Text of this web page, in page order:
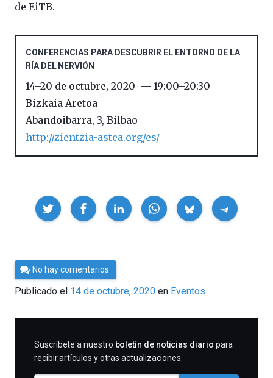
de EiTB.
CONFERENCIAS PARA DESCUBRIR EL ENTORNO DE LA
RÍA DEL NERVIÓN
14–20 de octubre, 2020 19:00–20:30
Bizkaia Aretoa
Abandoibarra, 3, Bilbao
http://zientzia-astea.org/es/
Compartir
Por
César
Tomé
No hay comentarios
Publicado el 14 de octubre, 2020 en Eventos
SUSCRIBIRME
Suscríbete a nuestro boletín de noticias diario para
recibir artículos y otras actualizaciones.